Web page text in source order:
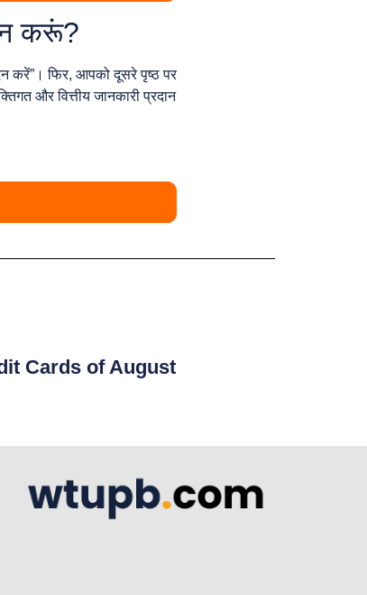
करूं?
करें”। फिर, आपको दूसरे पृष्ठ पर
और वित्तीय जानकारी प्रदान
Cards of August